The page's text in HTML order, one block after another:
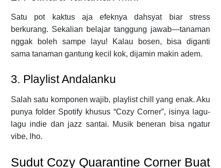
Satu pot kaktus aja efeknya dahsyat biar stress
berkurang. Sekalian belajar tanggung jawab—tanaman
nggak boleh sampe layu! Kalau bosen, bisa diganti
sama tanaman gantung kecil kok, dijamin makin adem.
3. Playlist Andalanku
Salah satu komponen wajib, playlist chill yang enak. Aku
punya folder Spotify khusus “Cozy Corner”, isinya lagu-
lagu indie dan jazz santai. Musik beneran bisa ngatur
vibe, lho.
Sudut Cozy Quarantine Corner Buat